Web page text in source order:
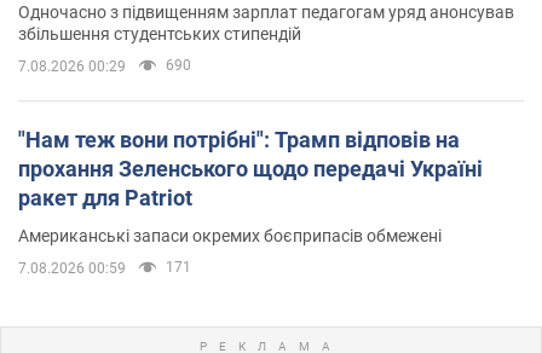
Одночасно з підвищенням зарплат педагогам уряд анонсував
збільшення студентських стипендій
7.08.2026 00:29 690
"Нам теж вони потрібні": Трамп відповів на
прохання Зеленського щодо передачі Україні
ракет для Patriot
Американські запаси окремих боєприпасів обмежені
7.08.2026 00:59 171